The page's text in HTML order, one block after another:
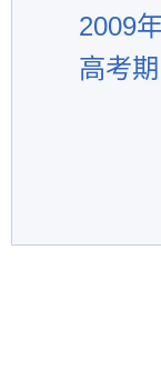
2009
高考